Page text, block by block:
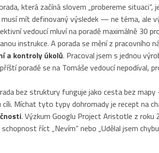
která začíná slovem „probereme
mít definovaný výsledek — ne téma, ale
vedoucí mluví na poradě maximálně 30
instrukce. A porada se mění z pracovního
a kontroly úkolů. Pracoval jsem s jednou
poradě se na Tomáše vedoucí
bez struktury funguje jako cesta bez
Míchat tyto typy dohromady je recept na
. Výzkum Googlu Project Aristotle z
říct „Nevím“ nebo „Udělal jsem